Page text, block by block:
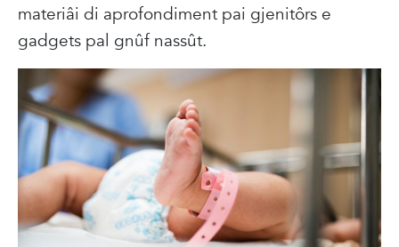
materiâi di aprofondiment pai gjenitôrs e
gadgets pal gnûf nassût.